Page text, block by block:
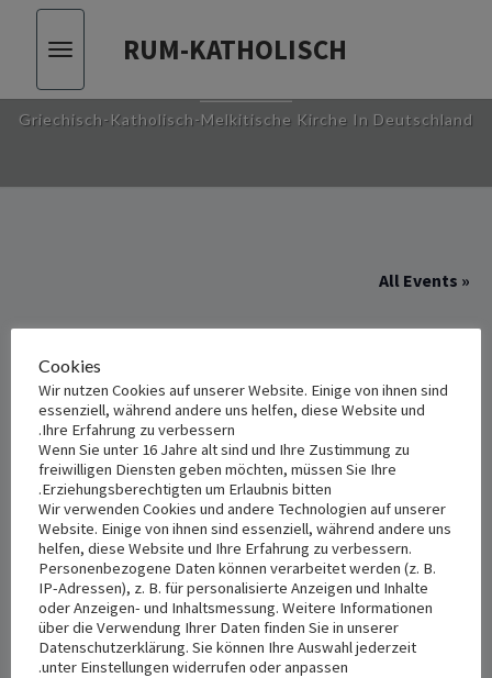
RUM-KATHOLISCH
Toggle
RUM-KATHOLISCH
Griechisch-Katholisch-Melkitische Kirche In Deutschland
« All Events
This event has passed.
عمادة في غروناو
-2:30 م
عمادة في غروناو
يوم السبت 17/05/2025 الساعة الواحدة والنصف ظهراً
+ Add to iCalendar
Cookies
Wir nutzen Cookies auf unserer Website. Einige von ihnen sind
essenziell, während andere uns helfen, diese Website und
Ihre Erfahrung zu verbessern.
Wenn Sie unter 16 Jahre alt sind und Ihre Zustimmung zu
freiwilligen Diensten geben möchten, müssen Sie Ihre
Erziehungsberechtigten um Erlaubnis bitten.
Wir verwenden Cookies und andere Technologien auf unserer
Website. Einige von ihnen sind essenziell, während andere uns
helfen, diese Website und Ihre Erfahrung zu verbessern.
Personenbezogene Daten können verarbeitet werden (z. B.
IP-Adressen), z. B. für personalisierte Anzeigen und Inhalte
oder Anzeigen- und Inhaltsmessung. Weitere Informationen
über die Verwendung Ihrer Daten finden Sie in unserer
Datenschutzerklärung. Sie können Ihre Auswahl jederzeit
unter Einstellungen widerrufen oder anpassen.